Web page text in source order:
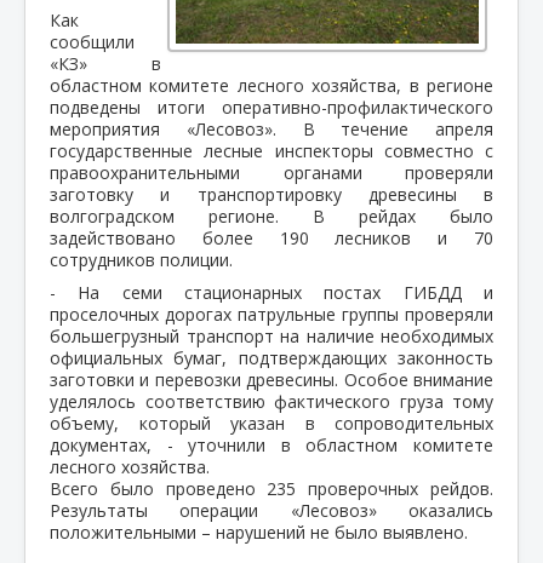
Как
сообщили
«КЗ» в
областном комитете лесного хозяйства, в регионе
подведены итоги оперативно-профилактического
мероприятия «Лесовоз». В течение апреля
государственные лесные инспекторы совместно с
правоохранительными органами проверяли
заготовку и транспортировку древесины в
волгоградском регионе. В рейдах было
задействовано более 190 лесников и 70
сотрудников полиции.
- На семи стационарных постах ГИБДД и
проселочных дорогах патрульные группы проверяли
большегрузный транспорт на наличие необходимых
официальных бумаг, подтверждающих законность
заготовки и перевозки древесины. Особое внимание
уделялось соответствию фактического груза тому
объему, который указан в сопроводительных
документах, - уточнили в областном комитете
лесного хозяйства.
Всего было проведено 235 проверочных рейдов.
Результаты операции «Лесовоз» оказались
положительными – нарушений не было выявлено.